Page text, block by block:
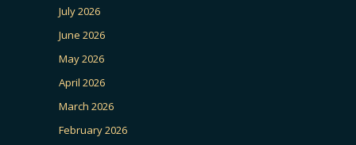
July 2026
June 2026
May 2026
April 2026
March 2026
February 2026